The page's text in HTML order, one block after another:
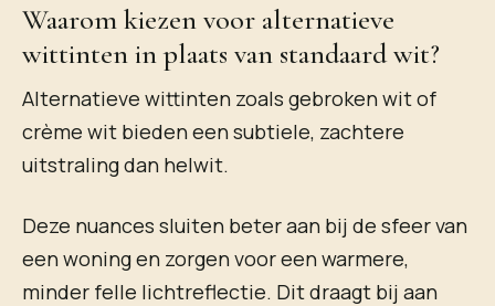
Waarom kiezen voor alternatieve
wittinten in plaats van standaard wit?
Alternatieve wittinten zoals gebroken wit of
crème wit bieden een subtiele, zachtere
uitstraling dan helwit.
Deze nuances sluiten beter aan bij de sfeer van
een woning en zorgen voor een warmere,
minder felle lichtreflectie. Dit draagt bij aan